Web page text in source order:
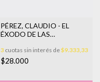
PÉREZ, CLAUDIO - EL
ÉXODO DE LAS
3 cuotas sin interés de$9.333,33
$28.000